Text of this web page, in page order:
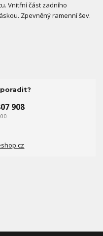
Vnitřní část zadního
Zpevněný ramenní šev.
908